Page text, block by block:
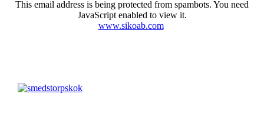
This email address is being protected from spambots. You need
JavaScript enabled to view it.
www.sikoab.com